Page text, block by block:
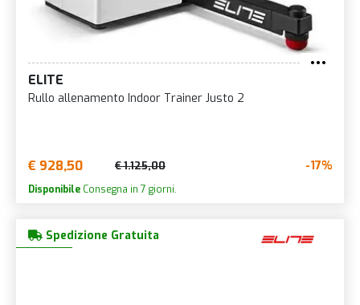
ELITE
Rullo allenamento Indoor Trainer Justo 2
€ 928,50 € 1.125,00 -17%
Disponibile Consegna in 7 giorni.
Spedizione Gratuita